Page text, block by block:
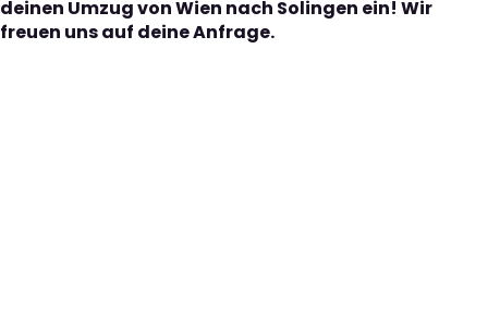
deinen Umzug von Wien nach Solingen ein! Wir
freuen uns auf deine Anfrage.